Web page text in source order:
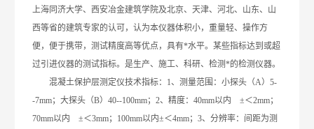
上海同济大学、西安冶金建筑学院及北京、天津、河北、山东、山
西等省的建筑专家的认可，认为本仪器体积小，重量轻、操作方
便，便于携带，测试精度高等优点，具有*水平。某些指标达到或超
过引进仪器的测试指标。是生产、施工、科研、检测*的检测仪器。
混凝土保护层测定仪技术指标： 1、测量范围：小探头（A）5-
-7mm；大探头（B）40--100mm；2、精度：40mm以内±＜2mm；
70mm以内±＜3mm； 100mm以内±＜4mm；3、分辨率：间距为测